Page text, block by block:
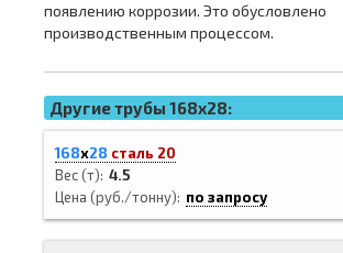
появлению коррозии. Это обусловлено
производственным процессом.
Другие трубы 168x28:
168х28 сталь 20
Вес (т) 4.5
Цена (руб./тонну)
по запросу